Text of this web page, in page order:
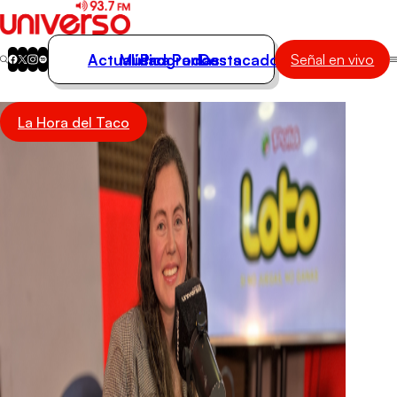
Actualidad
Música
Actualidad
Música
Programas
Podcasts
Destacados Señal en vivo
La Hora del Taco